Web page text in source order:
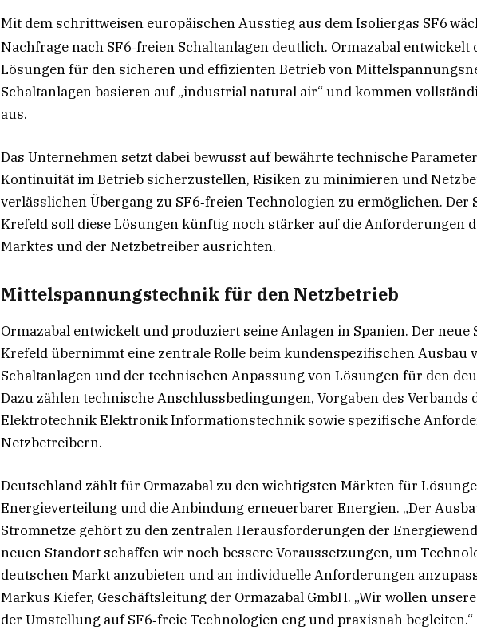
Mit dem schrittweisen europäischen Ausstieg aus dem Isoliergas SF6
Nachfrage nach SF6‑freien Schaltanlagen deutlich. Ormazabal entwickelt
Lösungen für den sicheren und effizienten Betrieb von
Schaltanlagen basieren auf „industrial natural air“ und kommen
aus.
Das Unternehmen setzt dabei bewusst auf bewährte technische
Kontinuität im Betrieb sicherzustellen, Risiken zu minimieren und
verlässlichen Übergang zu SF6‑freien Technologien zu ermöglichen. Der
Krefeld soll diese Lösungen künftig noch stärker auf die Anforderungen
Marktes und der Netzbetreiber ausrichten.
Mittelspannungstechnik für den Netzbetrieb
Ormazabal entwickelt und produziert seine Anlagen in Spanien. Der neue
Krefeld übernimmt eine zentrale Rolle beim kundenspezifischen Ausbau
Schaltanlagen und der technischen Anpassung von Lösungen für den
Dazu zählen technische Anschlussbedingungen, Vorgaben des Verbands
Elektrotechnik Elektronik Informationstechnik sowie spezifische
Netzbetreibern.
Deutschland zählt für Ormazabal zu den wichtigsten Märkten für
Energieverteilung und die Anbindung erneuerbarer Energien. „Der
Stromnetze gehört zu den zentralen Herausforderungen der
neuen Standort schaffen wir noch bessere Voraussetzungen, um
deutschen Markt anzubieten und an individuelle Anforderungen
Markus Kiefer, Geschäftsleitung der Ormazabal GmbH. „Wir wollen
der Umstellung auf SF6‑freie Technologien eng und praxisnah begleiten.“